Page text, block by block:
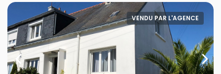
Estimation
Nos agences
Contact
VENDU PAR L'AGENCE